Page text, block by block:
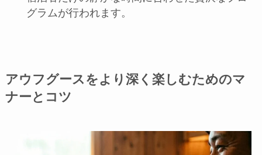
グラムが行われます。
アウフグースをより深く楽しむためのマ
ナーとコツ